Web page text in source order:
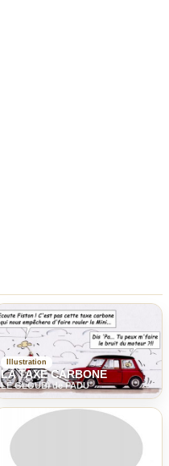
Illustration
LA TAXE CARBONE
LE GLOUBI de PADU